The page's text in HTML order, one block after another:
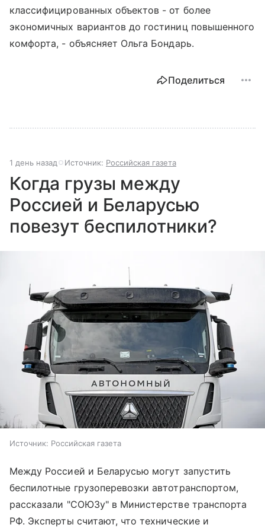
классифицированных объектов - от более
экономичных вариантов до гостиниц повышенного
комфорта, - объясняет Ольга Бондарь.
Поделиться
1 день назад Источник: Российская газета
Когда грузы между
Россией и Беларусью
повезут беспилотники?
Источник: Российская газета
Между Россией и Беларусью могут запустить
беспилотные грузоперевозки автотранспортом,
рассказали "СОЮЗу" в Министерстве транспорта
РФ. Эксперты считают, что технические и